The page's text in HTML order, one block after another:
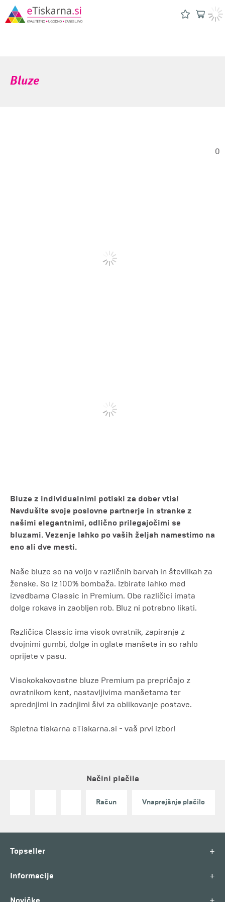
Bluze
0
Bluze z individualnimi potiski za dober vtis!
Navdušite svoje poslovne partnerje in stranke z
našimi elegantnimi, odlično prilegajočimi se
bluzami. Vezenje lahko po vaših željah namestimo na
eno ali dve mesti.
Naše bluze so na voljo v različnih barvah in številkah za
ženske. So iz 100% bombaža. Izbirate lahko med
izvedbama Classic in Premium. Obe različici imata
dolge rokave in zaobljen rob. Bluz ni potrebno likati.
Različica Classic ima visok ovratnik, zapiranje z
dvojnimi gumbi, dolge in oglate manšete in so rahlo
oprijete v pasu.
Visokokakovostne bluze Premium pa prepričajo z
ovratnikom kent, nastavljivima manšetama ter
sprednjimi in zadnjimi šivi za oblikovanje postave.
Spletna tiskarna eTiskarna.si - vaš prvi izbor!
Načini plačila
Račun Vnaprejšnje plačilo
Topseller +
Informacije +
Novičke